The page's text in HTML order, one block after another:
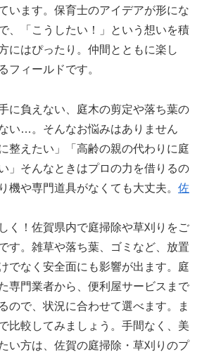
います。保育士のアイデアが形にな
、「こうしたい！」という想いを積
にはぴったり。仲間とともに楽し
フィールドです。
に負えない、庭木の剪定や落ち葉の
い…。そんなお悩みはありません
整えたい」「高齢の親の代わりに庭
」そんなときはプロの力を借りるの
機や専門道具がなくても大丈夫。 佐
く！佐賀県内で庭掃除や草刈りをご
す。雑草や落ち葉、ゴミなど、放置
でなく安全面にも影響が出ます。庭
専門業者から、便利屋サービスまで
ので、状況に合わせて選べます。ま
比較してみましょう。手間なく、美
い方は、佐賀の庭掃除・草刈りのプ